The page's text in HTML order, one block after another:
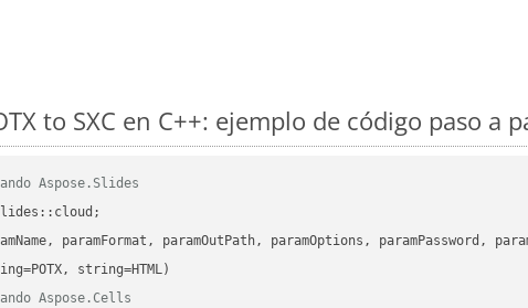
to SXC en C++: ejemplo de código paso a
Aspose.Slides
paramFormat, paramOutPath, paramOptions, paramPassword,
Aspose.Cells